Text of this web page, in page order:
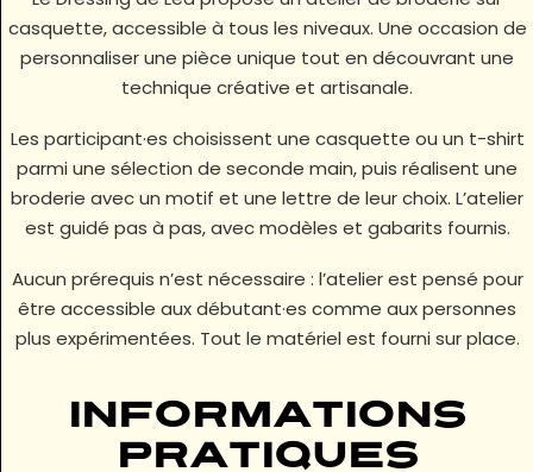
casquette, accessible à tous les niveaux. Une occasion de
personnaliser une pièce unique tout en découvrant une
technique créative et artisanale.
Les participant·es choisissent une casquette ou un t-shirt
parmi une sélection de seconde main, puis réalisent une
broderie avec un motif et une lettre de leur choix. L’atelier
est guidé pas à pas, avec modèles et gabarits fournis.
Aucun prérequis n’est nécessaire : l’atelier est pensé pour
être accessible aux débutant·es comme aux personnes
plus expérimentées. Tout le matériel est fourni sur place.
Informations
pratiques